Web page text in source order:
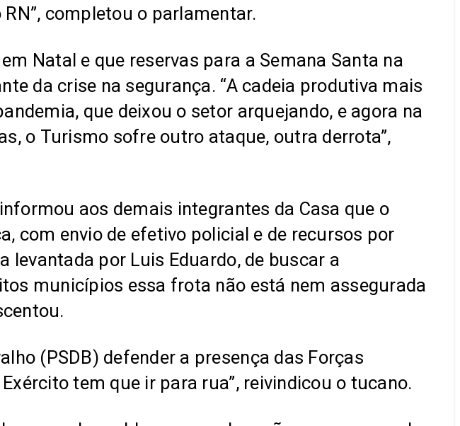
completou o parlamentar.
Natal e que reservas para a Semana Santa na
da crise na segurança. “A cadeia produtiva mais
que deixou o setor arquejando, e agora na
o Turismo sofre outro ataque, outra derrota”,
aos demais integrantes da Casa que o
com envio de efetivo policial e de recursos por
levantada por Luis Eduardo, de buscar a
municípios essa frota não está nem assegurada
(PSDB) defender a presença das Forças
tem que ir para rua”, reivindicou o tucano.